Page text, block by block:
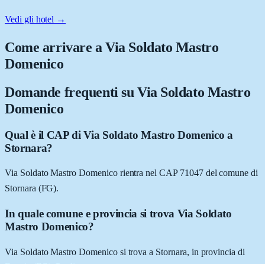
Vedi gli hotel →
Come arrivare aVia Soldato Mastro
Domenico
Domande frequenti su Via Soldato Mastro
Domenico
Qual è il CAP di Via Soldato Mastro Domenico a
Stornara?
Via Soldato Mastro Domenico rientra nel CAP 71047 del comune di
Stornara (FG).
In quale comune e provincia si trova Via Soldato
Mastro Domenico?
Via Soldato Mastro Domenico si trova a Stornara, in provincia di